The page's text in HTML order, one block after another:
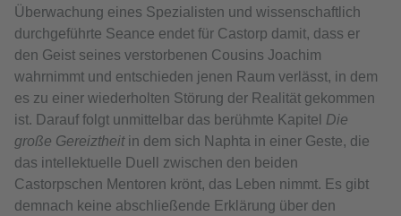
Überwachung eines Spezialisten und wissenschaftlich
durchgeführte Seance endet für Castorp damit, dass er
den Geist seines verstorbenen Cousins Joachim
wahrnimmt und entschieden jenen Raum verlässt, in dem
es zu einer wiederholten Störung der Realität gekommen
ist. Darauf folgt unmittelbar das berühmte Kapitel Die
große Gereiztheitin dem sich Naphta in einer Geste, die
das intellektuelle Duell zwischen den beiden
Castorpschen Mentoren krönt, das Leben nimmt. Es gibt
demnach keine abschließende Erklärung über den